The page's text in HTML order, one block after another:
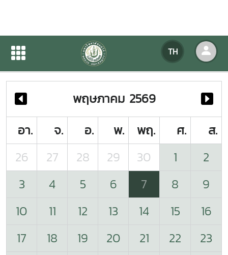
TH
ปฏิทินกิจกรรมของหน่วยงาน
ปฏิทินกิจกรรมของหน่วยงาน
พฤษภาคม 2569
อา.
จ. อ. พ. พฤ. ศ.
ส.
26
27 28 29 30 1
2
3
4 5 6 7 8
9
10
11 12 13 14 15
16
17
18 19 20 21 22
23